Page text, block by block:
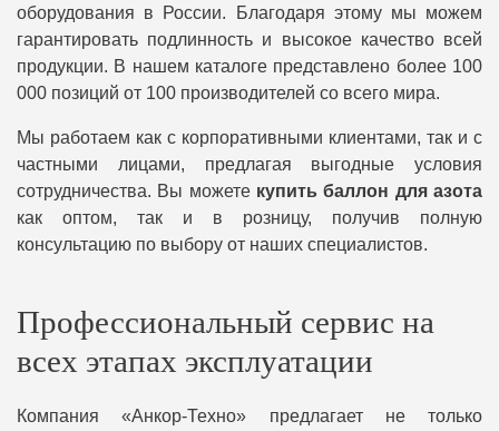
оборудования в России. Благодаря этому мы можем
гарантировать подлинность и высокое качество всей
продукции. В нашем каталоге представлено более 100
000 позиций от 100 производителей со всего мира.
Мы работаем как с корпоративными клиентами, так и с
частными лицами, предлагая выгодные условия
сотрудничества. Вы можете купить баллон для азота
как оптом, так и в розницу, получив полную
консультацию по выбору от наших специалистов.
Профессиональный сервис на
всех этапах эксплуатации
Компания «Анкор-Техно» предлагает не только